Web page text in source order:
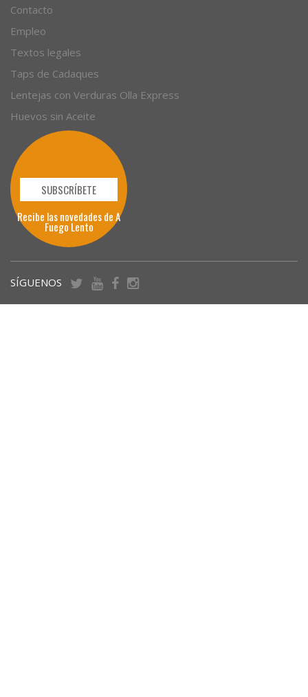
Contacto
Empleo
Textos legales
Taps de Cadaques
Lentejas con Verduras Olla Express
Huevos sin Aceite
SUBSCRÍBETE
Recibe las novedades de A
Fuego Lento
SÍGUENOS